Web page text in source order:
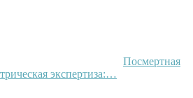
Посмертная
экспертиза:…